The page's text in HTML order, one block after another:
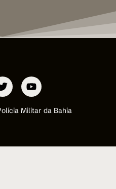
Militar da Bahia